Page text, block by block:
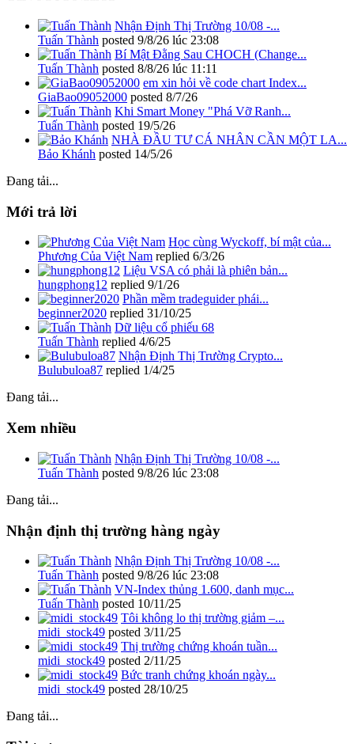
Nhận Định Thị Trường 10/08 -...
Tuấn Thành posted 9/8/26 lúc 23:08
Bí Mật Đằng Sau CHOCH (Change...
Tuấn Thành posted 8/8/26 lúc 11:11
em xin hỏi về code chart Index...
GiaBao09052000 posted 8/7/26
Khi Smart Money "Phá Vỡ Ranh...
Tuấn Thành posted 19/5/26
NHÀ ĐẦU TƯ CÁ NHÂN CẦN MỘT LA...
Bảo Khánh posted 14/5/26
Đang tải...
Mới trả lời
Học cùng Wyckoff, bí mật của...
Phương Của Việt Nam replied 6/3/26
Liệu VSA có phải là phiên bản...
hungphong12 replied 9/1/26
Phần mềm tradeguider phái...
beginner2020 replied 31/10/25
Dữ liệu cổ phiếu 68
Tuấn Thành replied 4/6/25
Nhận Định Thị Trường Crypto...
Bulubuloa87 replied 1/4/25
Đang tải...
Xem nhiều
Nhận Định Thị Trường 10/08 -...
Tuấn Thành posted 9/8/26 lúc 23:08
Đang tải...
Nhận định thị trường hàng ngày
Nhận Định Thị Trường 10/08 -...
Tuấn Thành posted 9/8/26 lúc 23:08
VN-Index thủng 1.600, danh mục...
Tuấn Thành posted 10/11/25
Tôi không lo thị trường giảm –...
midi_stock49 posted 3/11/25
Thị trường chứng khoán tuần...
midi_stock49 posted 2/11/25
Bức tranh chứng khoán ngày...
midi_stock49 posted 28/10/25
Đang tải...